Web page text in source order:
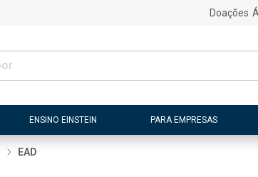
Doações
ENSINO EINSTEIN PARA EMPRESAS
EAD